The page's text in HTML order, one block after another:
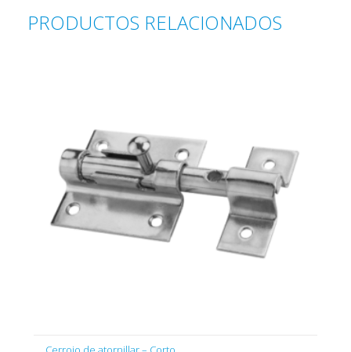
PRODUCTOS RELACIONADOS